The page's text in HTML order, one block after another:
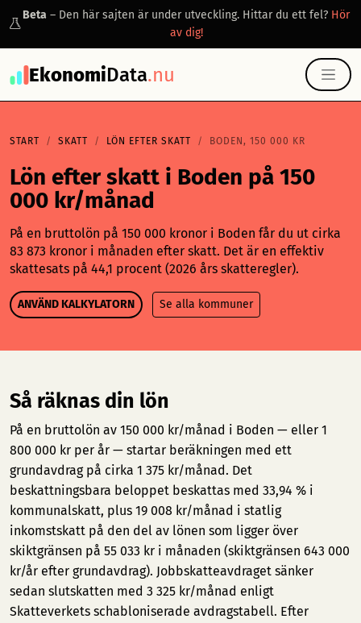
Beta – Den här sajten är under utveckling. Hittar du ett fel? Hör
av dig!
EkonomiData.nu
START SKATT LÖN EFTER SKATT BODEN, 150 000 KR
Lön efter skatt i Boden på 150
000 kr/månad
På en bruttolön på 150 000 kronor i Boden får du ut cirka
83 873 kronor i månaden efter skatt. Det är en effektiv
skattesats på 44,1 procent (2026 års skatteregler).
ANVÄND KALKYLATORN Se alla kommuner
Så räknas din lön
På en bruttolön av 150 000 kr/månad i Boden — eller 1
800 000 kr per år — startar beräkningen med ett
grundavdrag på cirka 1 375 kr/månad. Det
beskattningsbara beloppet beskattas med 33,94 % i
kommunalskatt, plus 19 008 kr/månad i statlig
inkomstskatt på den del av lönen som ligger över
skiktgränsen på 55 033 kr i månaden (skiktgränsen 643 000
kr/år efter grundavdrag). Jobbskatteavdraget sänker
sedan slutskatten med 3 325 kr/månad enligt
Skatteverkets schabloniserade avdragstabell. Efter